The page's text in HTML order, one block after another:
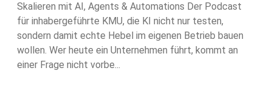
Skalieren mit AI, Agents & Automations Der Podcast
für inhabergeführte KMU, die KI nicht nur testen,
sondern damit echte Hebel im eigenen Betrieb bauen
wollen. Wer heute ein Unternehmen führt, kommt an
einer Frage nicht vorbe...